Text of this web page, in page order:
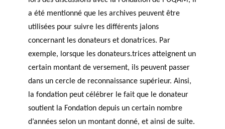
a été mentionné que les archives peuvent être
utilisées pour suivre les différents jalons
concernant les donateurs et donatrices. Par
exemple, lorsque les donateurs.trices atteignent un
certain montant de versement, ils peuvent passer
dans un cercle de reconnaissance supérieur. Ainsi,
la fondation peut célébrer le fait que le donateur
soutient la Fondation depuis un certain nombre
d’années selon un montant donné, et ainsi de suite.